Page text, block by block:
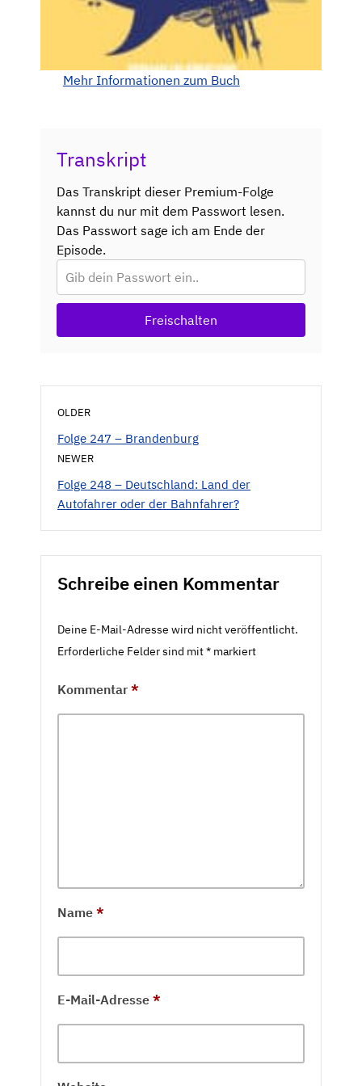
Mehr Informationen zum Buch
Transkript
Das Transkript dieser Premium-Folge
kannst du nur mit dem Passwort lesen.
Das Passwort sage ich am Ende der
Episode.
Freischalten
OLDER
Folge 247 – Brandenburg
NEWER
Folge 248 – Deutschland: Land der
Autofahrer oder der Bahnfahrer?
Schreibe einen Kommentar
Deine E-Mail-Adresse wird nicht veröffentlicht.
Erforderliche Felder sind mit* markiert
Kommentar *
Name *
E-Mail-Adresse *